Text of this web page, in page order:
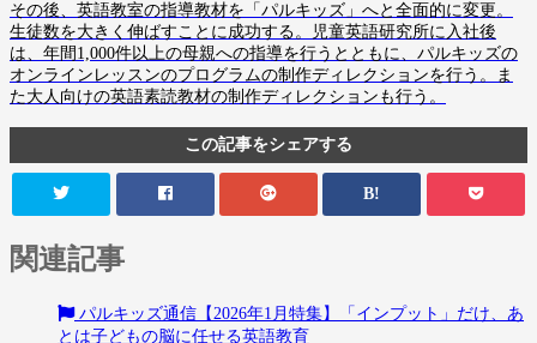
その後、英語教室の指導教材を「パルキッズ」へと全面的に変更。
生徒数を大きく伸ばすことに成功する。児童英語研究所に入社後
は、年間1,000件以上の母親への指導を行うとともに、パルキッズの
オンラインレッスンのプログラムの制作ディレクションを行う。ま
た大人向けの英語素読教材の制作ディレクションも行う。
この記事をシェアする
B!
関連記事
パルキッズ通信【2026年1月特集】「インプット」だけ、あ
とは子どもの脳に任せる英語教育